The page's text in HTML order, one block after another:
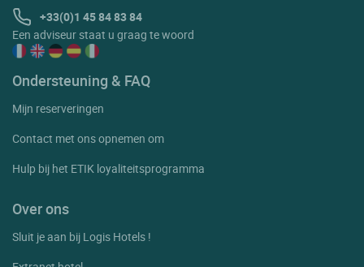
+33(0)1 45 84 83 84
Een adviseur staat u graag te woord
Ondersteuning & FAQ
Mijn reserveringen
Contact met ons opnemen om
Hulp bij het ETIK loyaliteitsprogramma
Over ons
Sluit je aan bij Logis Hotels !